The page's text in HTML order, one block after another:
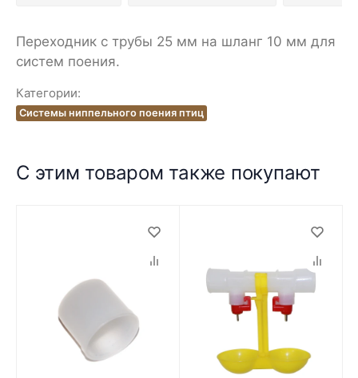
Переходник с трубы 25 мм на шланг 10 мм для
систем поения.
Категории:
Системы ниппельного поения птиц
С этим товаром также покупают